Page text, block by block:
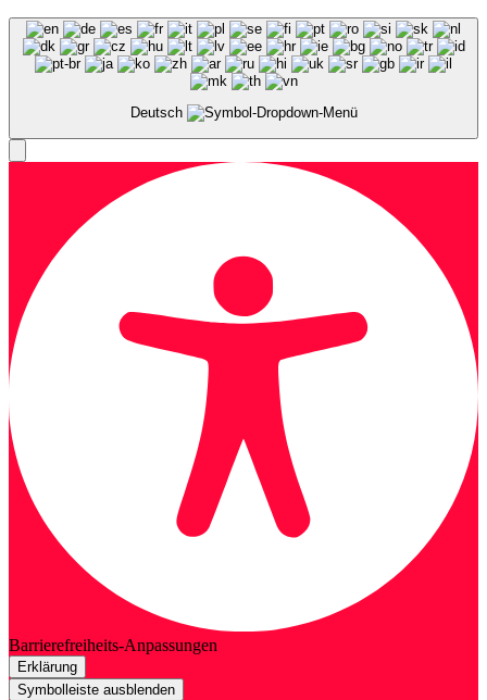
Deutsch
Barrierefreiheits-Anpassungen
Erklärung
Symbolleiste ausblenden